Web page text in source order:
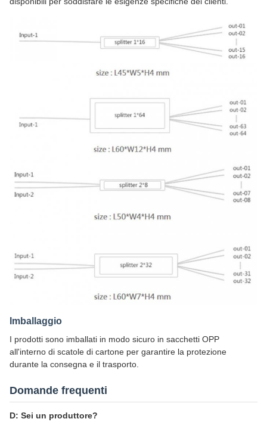
Imballaggio
I prodotti sono imballati in modo sicuro in sacchetti OPP
all'interno di scatole di cartone per garantire la protezione
durante la consegna e il trasporto.
Domande frequenti
D: Sei un produttore?